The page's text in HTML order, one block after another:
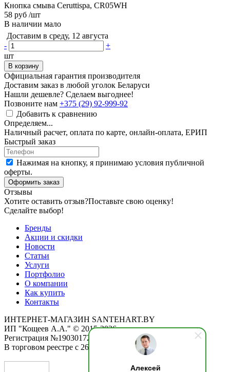
Алексей
Кнопка смыва Ceruttispa, CR05WH
58 руб /шт
В наличии мало
Доставим в среду, 12 августа
-
+
шт
В корзину
Официальная гарантия производителя
Доставим заказ в любой уголок Беларуси
Нашли дешевле? Сделаем выгоднее!
Позвоните нам +375 (29) 92-999-92
Добавить к сравнению
Определяем...
Наличный расчет, оплата по карте, онлайн-оплата, ЕРИП
Быстрый заказ
Нажимая на кнопку, я принимаю условия публичной
оферты.
Оформить заказ
Отзывы
Хотите оставить отзыв?Поставьте свою оценку!
Сделайте выбор!
Бренды
Акции и скидки
Новости
Статьи
Услуги
Портфолио
О компании
Как купить
Контакты
ИНТЕРНЕТ-МАГАЗИН SANTEHART.BY
ИП "Кощеев А.А." © 2015-2026
Регистрация №190301725 от 12.02.2015
В торговом реестре с 26.11.2019